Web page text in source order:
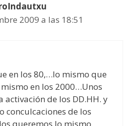
2009 a las 18:51
en los 80,…lo mismo que
en los 2000…Unos
de los DD.HH. y
conculcaciones de los
queremos lo mismo